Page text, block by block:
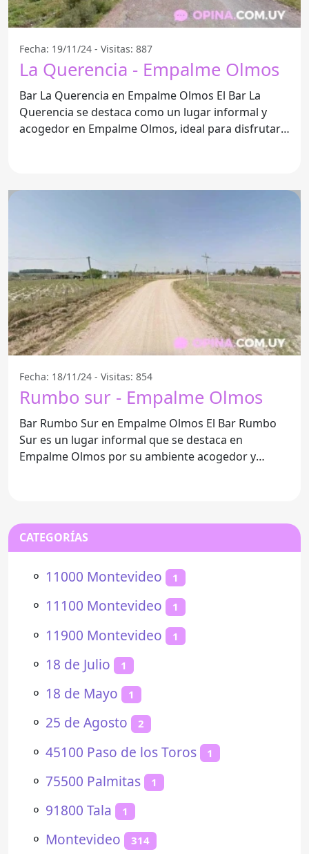
Fecha: 19/11/24 - Visitas: 887
La Querencia - Empalme Olmos
Bar La Querencia en Empalme Olmos El Bar La
Querencia se destaca como un lugar informal y
acogedor en Empalme Olmos, ideal para disfrutar
Fecha: 18/11/24 - Visitas: 854
Rumbo sur - Empalme Olmos
Bar Rumbo Sur en Empalme Olmos El Bar Rumbo
Sur es un lugar informal que se destaca en
Empalme Olmos por su ambiente acogedor y
CATEGORÍAS
⚬ 11000 Montevideo 1
⚬ 11100 Montevideo 1
⚬ 11900 Montevideo 1
⚬ 18 de Julio 1
⚬ 18 de Mayo 1
⚬ 25 de Agosto 2
⚬ 45100 Paso de los Toros 1
⚬ 75500 Palmitas 1
⚬ 91800 Tala 1
⚬ Montevideo 314